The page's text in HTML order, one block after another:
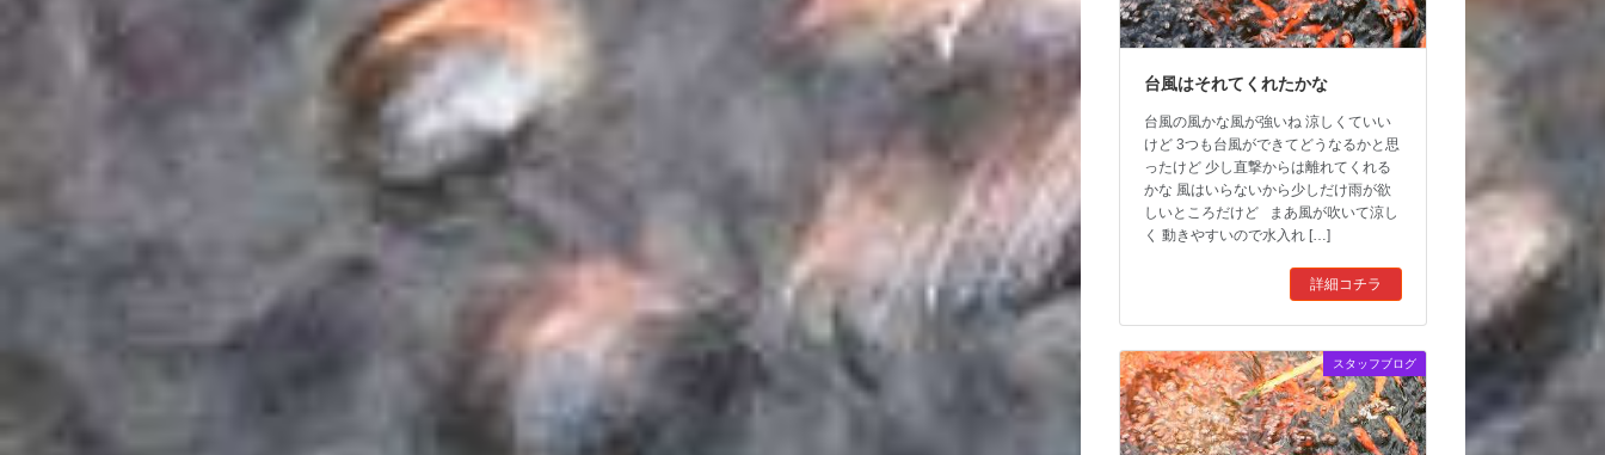
台風はそれてくれたかな
台風の風かな風が強いね 涼しくていい
けど 3つも台風ができてどうなるかと思
ったけど 少し直撃からは離れてくれる
かな 風はいらないから少しだけ雨が欲
しいところだけど まあ風が吹いて涼し
く 動きやすいので水入れ […]
詳細コチラ
スタッフブログ